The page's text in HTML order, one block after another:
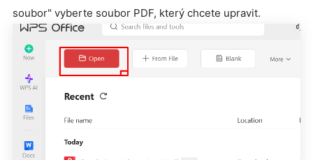
soubor" vyberte soubor PDF, který chcete upravit.